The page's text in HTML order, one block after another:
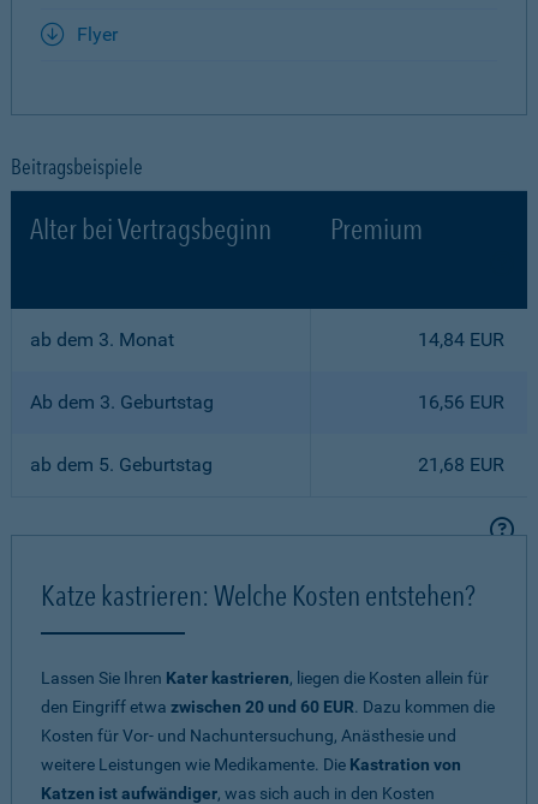
Flyer
Beitragsbeispiele
Alter bei Vertragsbeginn Premium
ab dem 3. Monat 14,84 EUR
Ab dem 3. Geburtstag 16,56 EUR
ab dem 5. Geburtstag 21,68 EUR
Katze kastrieren: Welche Kosten entstehen?
Lassen Sie Ihren Kater kastrieren, liegen die Kosten allein für
den Eingriff etwa zwischen 20 und 60 EUR. Dazu kommen die
Kosten für Vor- und Nachuntersuchung, Anästhesie und
weitere Leistungen wie Medikamente. Die Kastration von
Katzen ist aufwändiger, was sich auch in den Kosten